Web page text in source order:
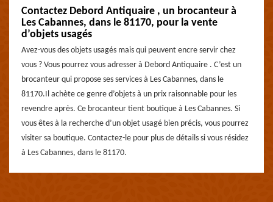
Contactez Debord Antiquaire , un brocanteur à
Les Cabannes, dans le 81170, pour la vente
d’objets usagés
Avez-vous des objets usagés mais qui peuvent encre servir chez
vous ? Vous pourrez vous adresser à Debord Antiquaire . C’est un
brocanteur qui propose ses services à Les Cabannes, dans le
81170.Il achète ce genre d’objets à un prix raisonnable pour les
revendre après. Ce brocanteur tient boutique à Les Cabannes. Si
vous êtes à la recherche d’un objet usagé bien précis, vous pourrez
visiter sa boutique. Contactez-le pour plus de détails si vous résidez
à Les Cabannes, dans le 81170.